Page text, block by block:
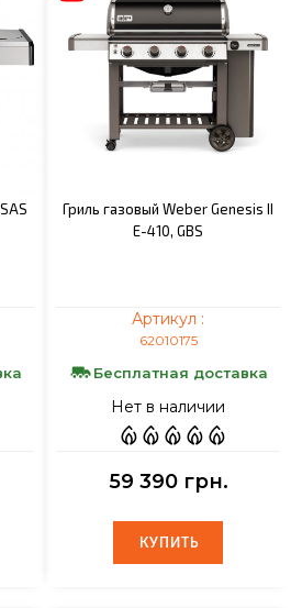
Гриль газовый Weber Genesis II
E-410, GBS
Артикул :
62010175
Бесплатная доставка
Нет в наличии
59 390 грн.
КУПИТЬ
КУПИТЬ